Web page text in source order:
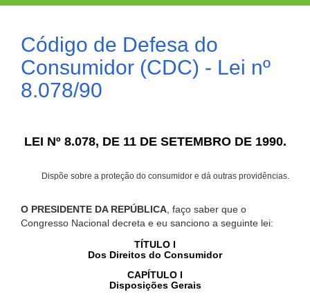
Código de Defesa do
Consumidor (CDC) - Lei nº
8.078/90
LEI Nº 8.078, DE 11 DE SETEMBRO DE 1990.
Dispõe sobre a proteção do consumidor e dá outras providências.
O PRESIDENTE DA REPÚBLICA , faço saber que o
Congresso Nacional decreta e eu sanciono a seguinte lei:
TÍTULO I
Dos Direitos do Consumidor
CAPÍTULO I
Disposições Gerais